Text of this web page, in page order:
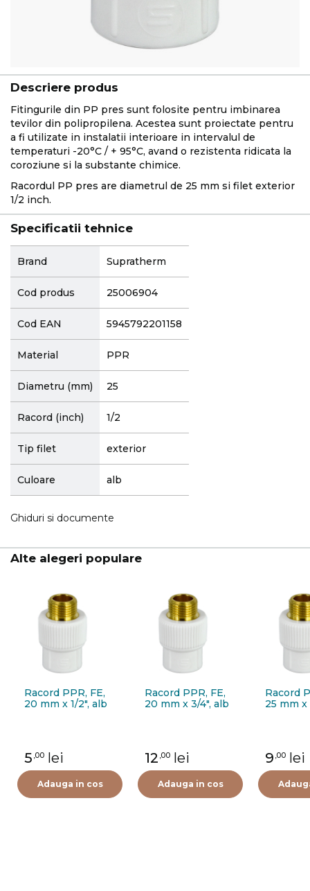
Descriere produs
Fitingurile din PP pres sunt folosite pentru imbinarea
tevilor din polipropilena. Acestea sunt proiectate pentru
a fi utilizate in instalatii interioare in intervalul de
temperaturi -20°C / + 95°C, avand o rezistenta ridicata la
coroziune si la substante chimice.
Racordul PP pres are diametrul de 25 mm si filet exterior
1/2 inch.
Specificatii tehnice
Brand Supratherm
Cod produs 25006904
Cod EAN 5945792201158
Material PPR
Diametru (mm) 25
Racord (inch) 1/2
Tip filet exterior
Culoare alb
Ghiduri si documente
Alte alegeri populare
Racord PPR, FE,
20 mm x 1/2", alb
5 ,00 lei
Adauga in cos
Racord PPR, FE,
20 mm x 3/4", alb
12 ,00 lei
Adauga in cos
Racord
25 mm x
9 ,00 lei